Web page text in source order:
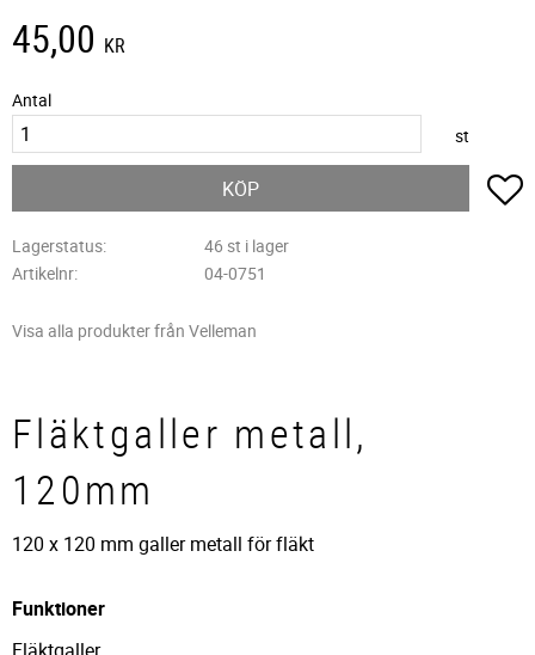
45,00 KR
Antal
st
KÖP
Lagerstatus
46 st i lager
Artikelnr
04-0751
Visa alla produkter från Velleman
Fläktgaller metall,
120mm
120 x 120 mm galler metall för fläkt
Funktioner